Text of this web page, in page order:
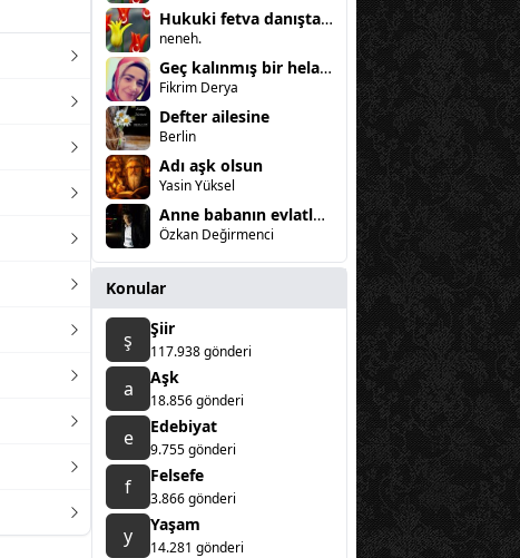
Hukuki fetva danıştayı
neneh.
Geç kalınmış bir helallik
Fikrim Derya
Defter ailesine
Berlin
Adı aşk olsun
Yasin Yüksel
Anne babanın evlatla imtihanları
Özkan Değirmenci
Konular
ş Şiir
117.938 gönderi
a Aşk
18.856 gönderi
e Edebiyat
9.755 gönderi
f Felsefe
3.866 gönderi
y Yaşam
14.281 gönderi